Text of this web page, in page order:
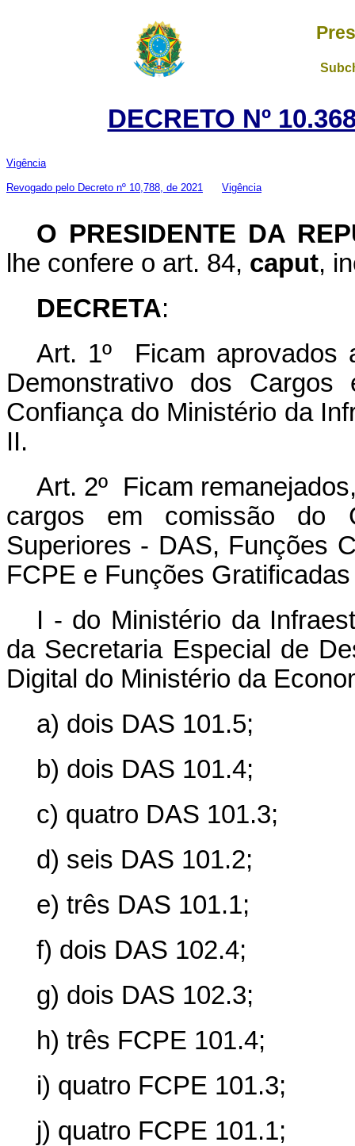
DECRETO Nº
Vigência
Revogado pelo Decreto nº 10,788, de 2021 Vigência
O PRESIDENTE DA
lhe confere o art. 84, caput,
DECRETA:
Art. 1º Ficam aprovados
Demonstrativo dos
Confiança do Ministério da
II.
Art. 2º Ficam
cargos em comissão do
Superiores - DAS, Funções
FCPE e Funções
I - do Ministério da
da Secretaria Especial de
Digital do Ministério da
a) dois DAS 101.5;
b) dois DAS 101.4;
c) quatro DAS 101.3;
d) seis DAS 101.2;
e) três DAS 101.1;
f) dois DAS 102.4;
g) dois DAS 102.3;
h) três FCPE 101.4;
i) quatro FCPE 101.3;
j) quatro FCPE 101.1;